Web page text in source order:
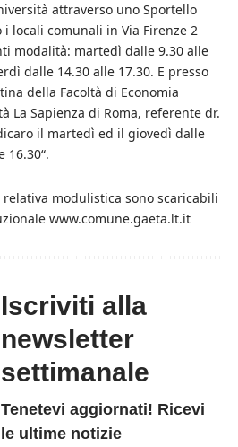
attraverso uno Sportello
i locali comunali in Via Firenze 2
modalità: martedì dalle 9.30 alle
dalle 14.30 alle 17.30. E presso
della Facoltà di Economia
La Sapienza di Roma, referente dr.
il martedì ed il giovedì dalle
16.30“.
modulistica sono scaricabili
www.comune.gaeta.lt.it
Iscriviti alla
newsletter
settimanale
Tenetevi aggiornati! Ricevi
le ultime notizie